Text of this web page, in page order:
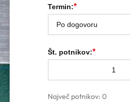
Termin:*
Št. potnikov:*
Največ potnikov: 0